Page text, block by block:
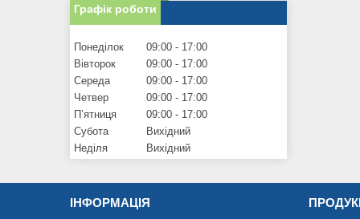
Графік роботи
Понеділок 09:00
17:00
Вівторок
09:00
17:00
Середа
09:00
17:00
Четвер
09:00
17:00
Пʼятниця
09:00
17:00
Субота
Вихідний
Неділя
Вихідний
ІНФОРМАЦІЯ